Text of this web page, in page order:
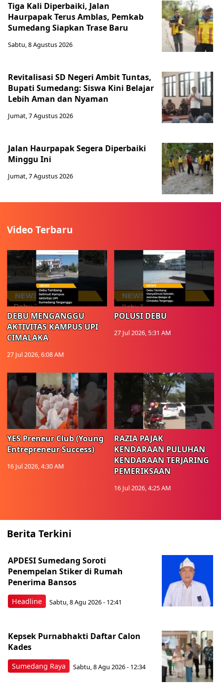
Tiga Kali Diperbaiki, Jalan
Haurpapak Terus Amblas, Pemkab
Sumedang Siapkan Trase Baru
Sabtu, 8 Agustus 2026
Revitalisasi SD Negeri Ambit Tuntas,
Bupati Sumedang: Siswa Kini Belajar
Lebih Aman dan Nyaman
Jumat, 7 Agustus 2026
Jalan Haurpapak Segera Diperbaiki
Minggu Ini
Jumat, 7 Agustus 2026
Video Terbaru
DEBU MENGANGGU
AKTIVITAS KAMPUS UPI
CIMALAKA
27 Jul 2026, 6:08 AM
POLUSI DEBU
27 Jul 2026, 5:31 AM
YES Preneur Club (Young
Entrepreneur Success)
16 Jul 2026, 4:30 AM
RAZIA PAJAK
KENDARAAN PULUHAN
KENDARAAN TERJARING
PEMERIKSAAN
16 Jul 2026, 4:25 AM
Berita Terkini
Headline
APDESI Sumedang Soroti
Penempelan Stiker di Rumah
Penerima Bansos
Sabtu, 8 Agu 2026 - 12:41
Sumedang Raya
Kepsek Purnabhakti Daftar Calon
Kades
Sabtu, 8 Agu 2026 - 12:34